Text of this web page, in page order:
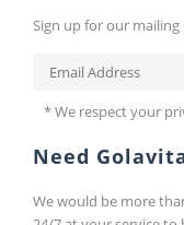
Sign up for our
* We respect your
Need
We would be more